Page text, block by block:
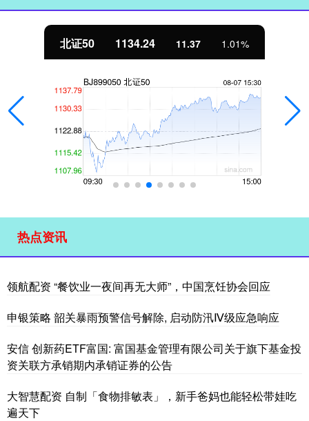
北证50 1134.24 11.37 1.01%
热点资讯
领航配资 “餐饮业一夜间再无大师”，中国烹饪协会回应
申银策略 韶关暴雨预警信号解除, 启动防汛Ⅳ级应急响应
安信 创新药ETF富国: 富国基金管理有限公司关于旗下基金投
资关联方承销期内承销证券的公告
大智慧配资 自制「食物排敏表」，新手爸妈也能轻松带娃吃
遍天下